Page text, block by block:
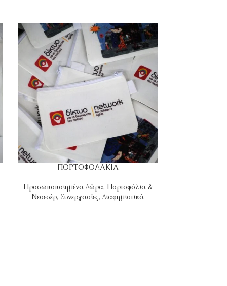
ΠΟΡΤΟΦΟΛΑΚΙΑ
Προσωποποιημένα Δώρα, Πορτοφόλια &
Νεσεσέρ, Συνεργασίες,Διαφημιστικά